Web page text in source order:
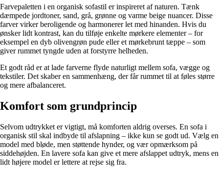
Farvepaletten i en organisk sofastil er inspireret af naturen. Tænk
dæmpede jordtoner, sand, grå, grønne og varme beige nuancer. Disse
farver virker beroligende og harmonerer let med hinanden. Hvis du
ønsker lidt kontrast, kan du tilføje enkelte mørkere elementer – for
eksempel en dyb olivengrøn pude eller et mørkebrunt tæppe – som
giver rummet tyngde uden at forstyrre helheden.
Et godt råd er at lade farverne flyde naturligt mellem sofa, vægge og
tekstiler. Det skaber en sammenhæng, der får rummet til at føles større
og mere afbalanceret.
Komfort som grundprincip
Selvom udtrykket er vigtigt, må komforten aldrig overses. En sofa i
organisk stil skal indbyde til afslapning – ikke kun se godt ud. Vælg en
model med bløde, men støttende hynder, og vær opmærksom på
siddehøjden. En lavere sofa kan give et mere afslappet udtryk, mens en
lidt højere model er lettere at rejse sig fra.